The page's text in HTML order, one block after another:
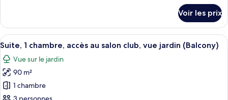
très
grand
lit,
accès
au
salon
le
type
de
Suite
Junior,
très
grand
Voir les prix
Afficher
toutes
les
photos
pour
ce
Un balcon avec une table préparée
10
Suite, 1 chambre, accès au salon club, vue jardin (Balcony)
Vue sur le jardin
90 m²
1 chambre